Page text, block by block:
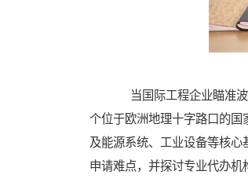
当国际工程企业瞄准波
个位于欧洲地理十字路口的
及能源系统、工业设备等核心
申请难点，并探讨专业代办机